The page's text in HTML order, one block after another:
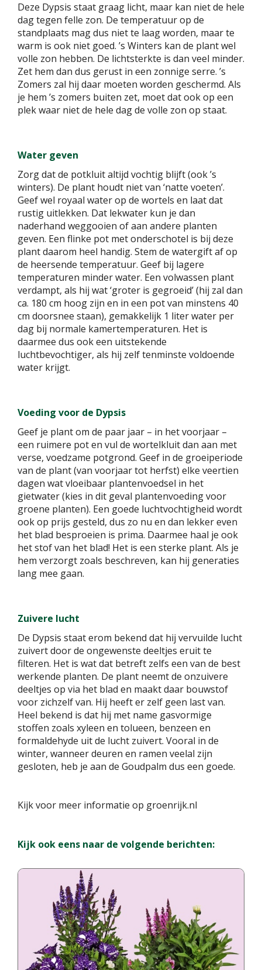
Deze Dypsis staat graag licht, maar kan niet de hele
dag tegen felle zon. De temperatuur op de
standplaats mag dus niet te laag worden, maar te
warm is ook niet goed. ’s Winters kan de plant wel
volle zon hebben. De lichtsterkte is dan veel minder.
Zet hem dan dus gerust in een zonnige serre. ’s
Zomers zal hij daar moeten worden geschermd. Als
je hem ’s zomers buiten zet, moet dat ook op een
plek waar niet de hele dag de volle zon op staat.
Water geven
Zorg dat de potkluit altijd vochtig blijft (ook ’s
winters). De plant houdt niet van ‘natte voeten’.
Geef wel royaal water op de wortels en laat dat
rustig uitlekken. Dat lekwater kun je dan
naderhand weggooien of aan andere planten
geven. Een flinke pot met onderschotel is bij deze
plant daarom heel handig. Stem de watergift af op
de heersende temperatuur. Geef bij lagere
temperaturen minder water. Een volwassen plant
verdampt, als hij wat ‘groter is gegroeid’ (hij zal dan
ca. 180 cm hoog zijn en in een pot van minstens 40
cm doorsnee staan), gemakkelijk 1 liter water per
dag bij normale kamertemperaturen. Het is
daarmee dus ook een uitstekende
luchtbevochtiger, als hij zelf tenminste voldoende
water krijgt.
Voeding voor de Dypsis
Geef je plant om de paar jaar – in het voorjaar –
een ruimere pot en vul de wortelkluit dan aan met
verse, voedzame potgrond. Geef in de groeiperiode
van de plant (van voorjaar tot herfst) elke veertien
dagen wat vloeibaar plantenvoedsel in het
gietwater (kies in dit geval plantenvoeding voor
groene planten). Een goede luchtvochtigheid wordt
ook op prijs gesteld, dus zo nu en dan lekker even
het blad besproeien is prima. Daarmee haal je ook
het stof van het blad! Het is een sterke plant. Als je
hem verzorgt zoals beschreven, kan hij generaties
lang mee gaan.
Zuivere lucht
De Dypsis staat erom bekend dat hij vervuilde lucht
zuivert door de ongewenste deeltjes eruit te
filteren. Het is wat dat betreft zelfs een van de best
werkende planten. De plant neemt de onzuivere
deeltjes op via het blad en maakt daar bouwstof
voor zichzelf van. Hij heeft er zelf geen last van.
Heel bekend is dat hij met name gasvormige
stoffen zoals xyleen en tolueen, benzeen en
formaldehyde uit de lucht zuivert. Vooral in de
winter, wanneer deuren en ramen veelal zijn
gesloten, heb je aan de Goudpalm dus een goede.
Kijk voor meer informatie op groenrijk.nl
Kijk ook eens naar de volgende berichten: